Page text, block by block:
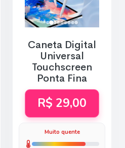
Caneta Digital
Universal
Touchscreen
Ponta Fina
R$ 29,00
Muito quente